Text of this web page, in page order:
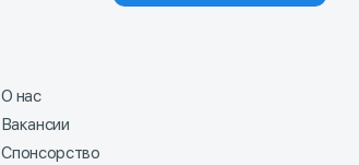
О нас
Вакансии
Спонсорство